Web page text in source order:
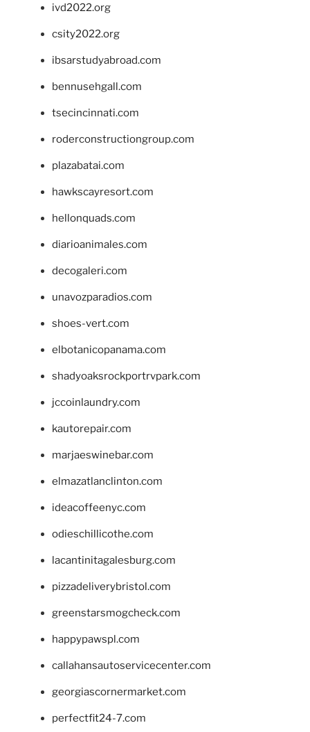
ivd2022.org
csity2022.org
ibsarstudyabroad.com
bennusehgall.com
tsecincinnati.com
roderconstructiongroup.com
plazabatai.com
hawkscayresort.com
hellonquads.com
diarioanimales.com
decogaleri.com
unavozparadios.com
shoes-vert.com
elbotanicopanama.com
shadyoaksrockportrvpark.com
jccoinlaundry.com
kautorepair.com
marjaeswinebar.com
elmazatlanclinton.com
ideacoffeenyc.com
odieschillicothe.com
lacantinitagalesburg.com
pizzadeliverybristol.com
greenstarsmogcheck.com
happypawspl.com
callahansautoservicecenter.com
georgiascornermarket.com
perfectfit24-7.com